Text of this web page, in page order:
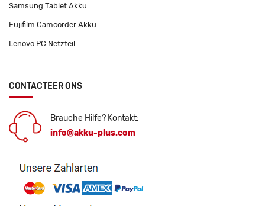
Samsung Tablet Akku
Fujifilm Camcorder Akku
Lenovo PC Netzteil
CONTACTEER ONS
Brauche Hilfe? Kontakt:
info@akku-plus.com